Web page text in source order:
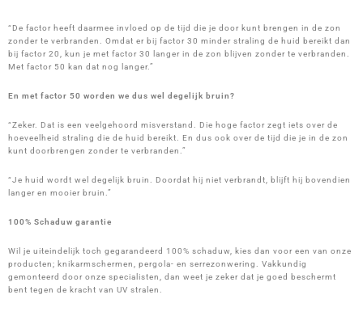
“De factor heeft daarmee invloed op de tijd die je door kunt brengen in de zon
zonder te verbranden. Omdat er bij factor 30 minder straling de huid bereikt dan
bij factor 20, kun je met factor 30 langer in de zon blijven zonder te verbranden.
Met factor 50 kan dat nog langer.”
En met factor 50 worden we dus wel degelijk bruin?
“Zeker. Dat is een veelgehoord misverstand. Die hoge factor zegt iets over de
hoeveelheid straling die de huid bereikt. En dus ook over de tijd die je in de zon
kunt doorbrengen zonder te verbranden.”
“Je huid wordt wel degelijk bruin. Doordat hij niet verbrandt, blijft hij bovendien
langer en mooier bruin.”
100% Schaduw garantie
Wil je uiteindelijk toch gegarandeerd 100% schaduw, kies dan voor een van onze
producten; knikarmschermen, pergola- en serrezonwering. Vakkundig
gemonteerd door onze specialisten, dan weet je zeker dat je goed beschermt
bent tegen de kracht van UV stralen.